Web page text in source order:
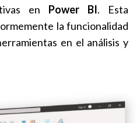
en Power BI. Esta
la funcionalidad
en el análisis y